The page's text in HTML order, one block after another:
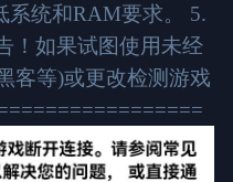
系统和RAM要求。 5.
！如果试图使用未经
客等)或更改检测游戏